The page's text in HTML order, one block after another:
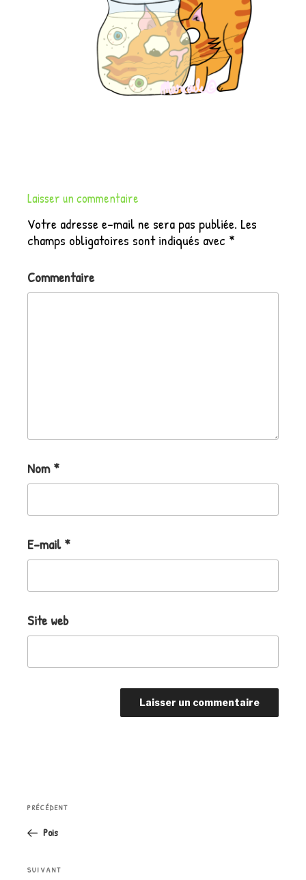
Laisser un commentaire
Votre adresse e-mail ne sera pas publiée. Les
champs obligatoires sont indiqués avec *
Commentaire
Nom*
E-mail*
Site web
de
l’article
Article
PRÉCÉDENT
Pois
Article
SUIVANT